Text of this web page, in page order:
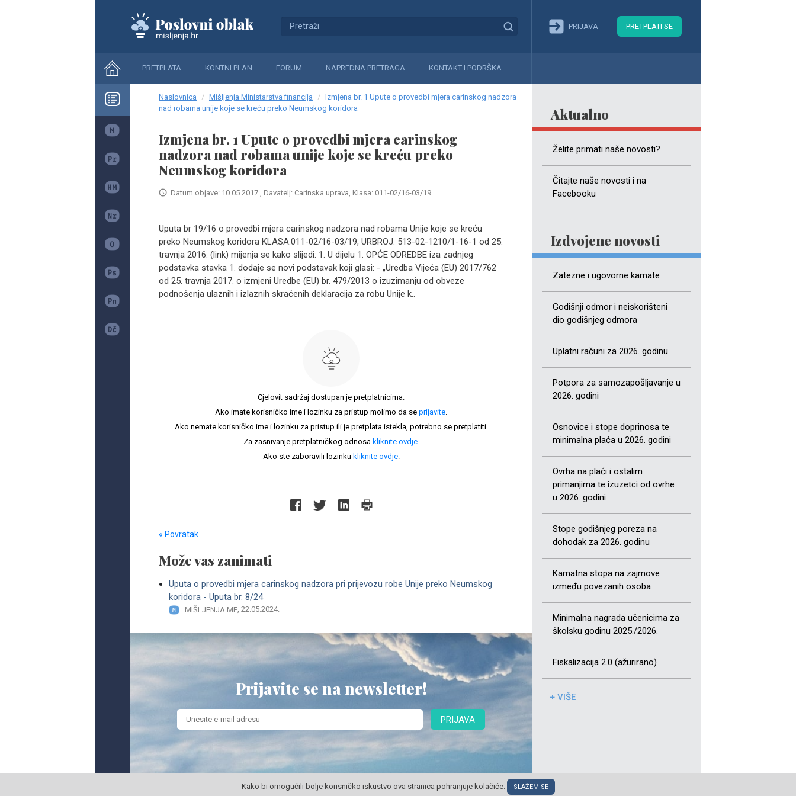
PRIJAVA PRETPLATI SE
PRETPLATA KONTNI PLAN FORUM NAPREDNA PRETRAGA KONTAKT I PODRŠKA
Aktualno
Želite primati naše novosti?
Čitajte naše novosti i na
Facebooku
Izdvojene novosti
Zatezne i ugovorne kamate
Godišnji odmor i neiskorišteni
dio godišnjeg odmora
Uplatni računi za 2026. godinu
Potpora za samozapošljavanje u
2026. godini
Osnovice i stope doprinosa te
minimalna plaća u 2026. godini
Ovrha na plaći i ostalim
primanjima te izuzetci od ovrhe
u 2026. godini
Stope godišnjeg poreza na
dohodak za 2026. godinu
Kamatna stopa na zajmove
između povezanih osoba
Minimalna nagrada učenicima za
školsku godinu 2025./2026.
Fiskalizacija 2.0 (ažurirano)
+ VIŠE
Naslovnica Mišljenja Ministarstva financija
Izmjena br. 1 Upute o provedbi mjera carinskog nadzora
nad robama unije koje se kreću preko Neumskog koridora
Izmjena br. 1 Upute o provedbi mjera carinskog
nadzora nad robama unije koje se kreću preko
Neumskog koridora
Datum objave: 10.05.2017., Davatelj: Carinska uprava, Klasa: 011-02/16-03/19
Uputa br 19/16 o provedbi mjera carinskog nadzora nad robama Unije koje se kreću
preko Neumskog koridora KLASA:011-02/16-03/19, URBROJ: 513-02-1210/1-16-1 od 25.
travnja 2016. (link) mijenja se kako slijedi: 1. U dijelu 1. OPĆE ODREDBE iza zadnjeg
podstavka stavka 1. dodaje se novi podstavak koji glasi: - „Uredba Vijeća (EU) 2017/762
od 25. travnja 2017. o izmjeni Uredbe (EU) br. 479/2013 o izuzimanju od obveze
podnošenja ulaznih i izlaznih skraćenih deklaracija za robu Unije k..
Cjelovit sadržaj dostupan je pretplatnicima.
Ako imate korisničko ime i lozinku za pristup molimo da se prijavite.
Ako nemate korisničko ime i lozinku za pristup ili je pretplata istekla, potrebno se pretplatiti.
Za zasnivanje pretplatničkog odnosa kliknite ovdje.
Ako ste zaboravili lozinku kliknite ovdje.
« Povratak
Može vas zanimati
Uputa o provedbi mjera carinskog nadzora pri prijevozu robe Unije preko Neumskog
koridora - Uputa br. 8/24
MIŠLJENJA MF, 22.05.2024.
Prijavite se na newsletter!
PRIJAVA
© POSLOVNI OBLAK Sva prava pridržana
Kako bi omogućili bolje korisničko iskustvo ova stranica pohranjuje kolačiće. SLAŽEM SE